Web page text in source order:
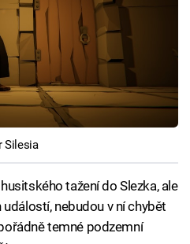
Silesia
tažení do Slezka, ale
nebudou v ní chybět
temné podzemní